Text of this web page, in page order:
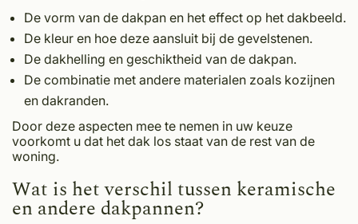
De vorm van de dakpan en het effect op het dakbeeld.
De kleur en hoe deze aansluit bij de gevelstenen.
De dakhelling en geschiktheid van de dakpan.
De combinatie met andere materialen zoals kozijnen
en dakranden.
Door deze aspecten mee te nemen in uw keuze
voorkomt u dat het dak los staat van de rest van de
woning.
Wat is het verschil tussen keramische
en andere dakpannen?